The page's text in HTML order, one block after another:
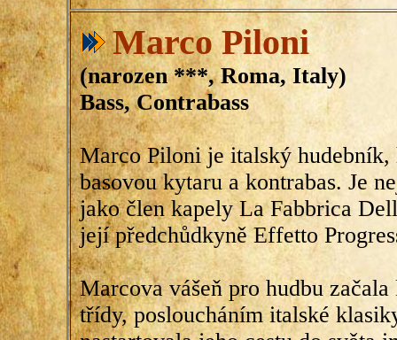
Marco Piloni
(narozen ***, Roma, Italy)
Bass, Contrabass
Marco Piloni je italský hudebník,
basovou kytaru a kontrabas. Je
jako člen kapely La Fabbrica
její předchůdkyně Effetto
Marcova vášeň pro hudbu začala
třídy, posloucháním italské